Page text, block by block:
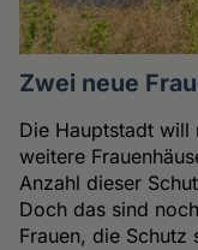
Zwei neue
Die Hauptstadt will
weitere
Anzahl dieser
Doch das sind
Frauen, die Schutz